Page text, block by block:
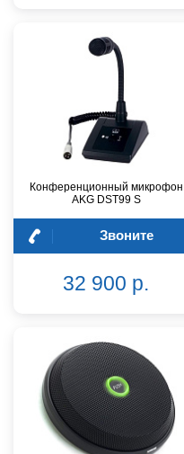
Конференционный микрофон
AKG DST99 S
Звоните
32 900 р.